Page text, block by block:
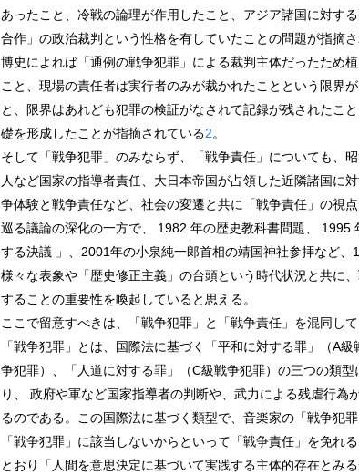
あったこと、冷戦の論理が作用したこと、アジア諸国に対す
合作」の政治裁判という性格を有していたことの問題が指摘
博史によれば「通例の戦争犯罪」による裁判主体だったため
こと、現場の責任者は実行者のみが裁かれたことという限界
と、限界はあれども犯罪の検証がなされて記録が残されたこ
礎を形成したことが指摘されている2。
そして「戦争犯罪」のみならず、「戦争責任」についても、
人など国家の指導者責任、大日本帝国が占領した近隣諸国に
争体験と戦争責任など、社会の変遷と共に「戦争責任」の視
巡る議論の深化の一方で、 1982 年の歴史教科書問題、 1995
する決議 」、2001年の小泉純一郎首相の靖国神社参拝など
様々な表象や「歴史修正主義」の台頭という時代状況と共に
することの重要性を喚起していると思える。
ここで留意すべきは、「戦争犯罪」と「戦争責任」を混同して
「戦争犯罪」とは、国際法に基づく「平和に対する罪」（A
争犯罪）、「人道に対する罪」（C級戦争犯罪）の三つの類
り、 政府や軍など国家指導者の判断や、武力による残虐行為
るのである。この国際法に基づく類型で、音楽家の「戦争犯
「戦争犯罪」に該当しないからといって「戦争責任」を免れ
とおり「人間を意思決定に基づいて実践する主体的存在とみ